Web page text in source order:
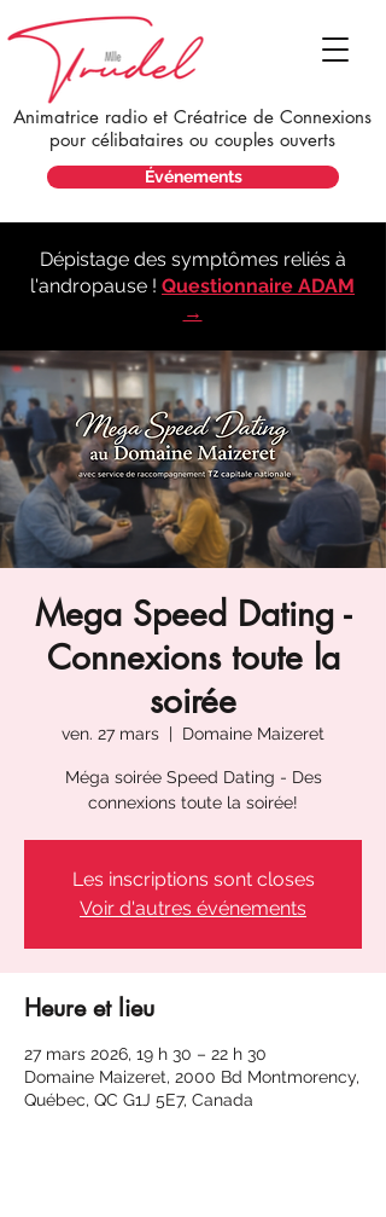
Animatrice radio et Créatrice de Connexions
pour célibataires ou couples ouverts
Événements
Dépistage des symptômes reliés à
l'andropause ! Questionnaire ADAM
→
Mega Speed Dating -
Connexions toute la
soirée
ven. 27 mars
  |
Domaine Maizeret
Méga soirée Speed Dating - Des
connexions toute la soirée!
Les inscriptions sont closes
Voir d'autres événements
Heure et lieu
27 mars 2026, 19 h 30 – 22 h 30
Domaine Maizeret, 2000 Bd Montmorency,
Québec, QC G1J 5E7, Canada